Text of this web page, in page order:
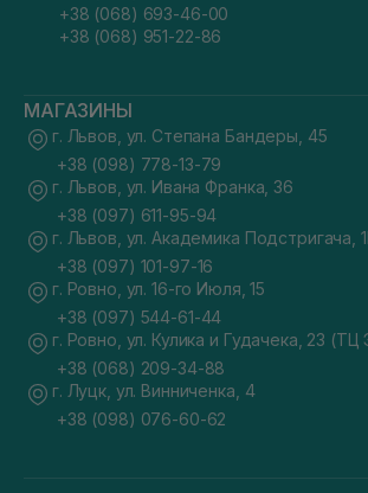
+38 (068) 693-46-00
+38 (068) 951-22-86
МАГАЗИНЫ
г. Львов, ул. Степана Бандеры, 45
+38 (098) 778-13-79
г. Львов, ул. Ивана Франка, 36
+38 (097) 611-95-94
г. Львов, ул. Академика Подстригача,
+38 (097) 101-97-16
г. Ровно, ул. 16-го Июля, 15
+38 (097) 544-61-44
г. Ровно, ул. Кулика и Гудачека, 23 (ТЦ
+38 (068) 209-34-88
г. Луцк, ул. Винниченка, 4
+38 (098) 076-60-62